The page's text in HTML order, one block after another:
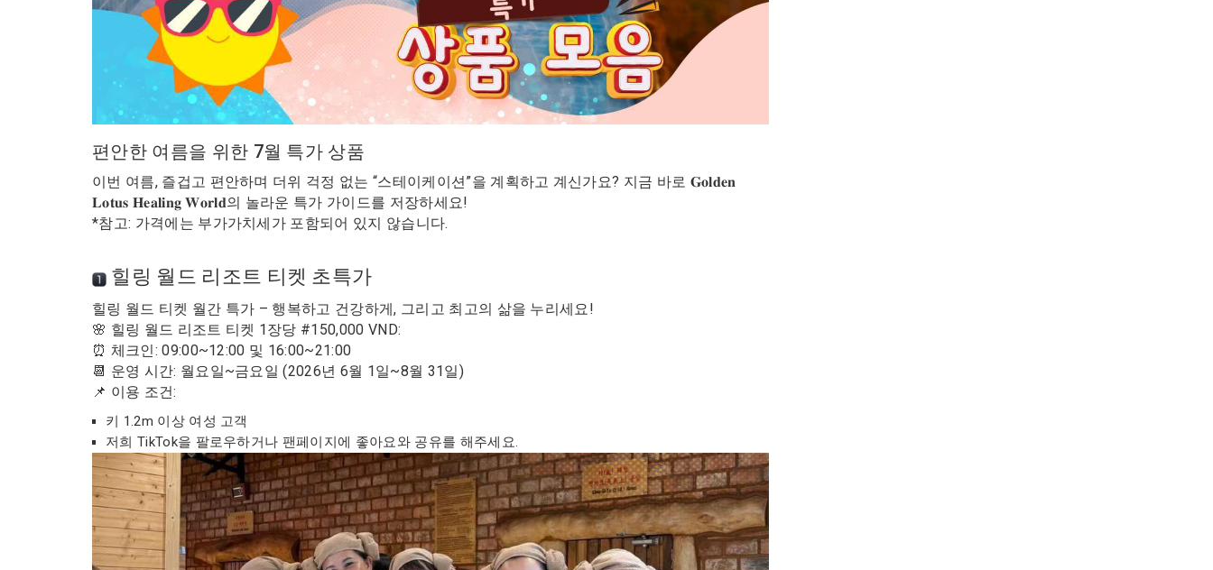
편안한 여름을 위한 7월 특가 상품
이번 여름, 즐겁고 편안하며 더위 걱정 없는 “스테이케이션”을 계획하고 계신가요? 지금 바로 𝐆𝐨𝐥𝐝𝐞𝐧
𝐋𝐨𝐭𝐮𝐬 𝐇𝐞𝐚𝐥𝐢𝐧𝐠 𝐖𝐨𝐫𝐥𝐝의 놀라운 특가 가이드를 저장하세요!
*참고: 가격에는 부가가치세가 포함되어 있지 않습니다.
힐링 월드 리조트 티켓 초특가
힐링 월드 티켓 월간 특가 – 행복하고 건강하게, 그리고 최고의 삶을 누리세요!
🌸 힐링 월드 리조트 티켓 1장당 #150,000 VND:
⏰ 체크인: 09:00~12:00 및 16:00~21:00
📆 운영 시간: 월요일~금요일 (2026년 6월 1일~8월 31일)
📌 이용 조건:
키 1.2m 이상 여성 고객
저희 TikTok을 팔로우하거나 팬페이지에 좋아요와 공유를 해주세요.